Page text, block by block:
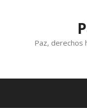
Paz, derechos